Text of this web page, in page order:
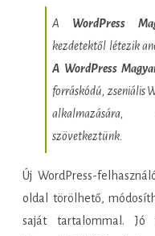
A WordPress
kezdetektől létezik
A WordPress
forráskódú, zseniális
alkalmazására,
szövetkeztünk.
Új WordPress-
oldal törölhető,
saját tartalommal. Jó